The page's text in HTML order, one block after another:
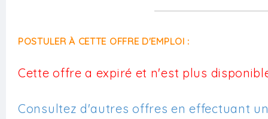
POSTULER À CETTE OFFRE D'EMPLOI :
Cette offre a expiré et n'est plus
Consultez d'autres offres en effectuant